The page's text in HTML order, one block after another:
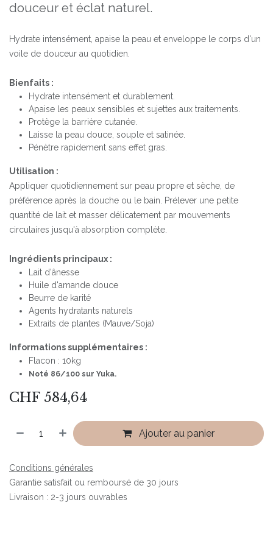
douceur et éclat naturel.
Hydrate intensément, apaise la peau et enveloppe le corps d'un
voile de douceur au quotidien.
Bienfaits :
Hydrate intensément et durablement.
Apaise les peaux sensibles et sujettes aux traitements.
Protège la barrière cutanée.
Laisse la peau douce, souple et satinée.
Pénètre rapidement sans effet gras.
Utilisation :
Appliquer quotidiennement sur peau propre et sèche, de
préférence après la douche ou le bain. Prélever une petite
quantité de lait et masser délicatement par mouvements
circulaires jusqu'à absorption complète.
Ingrédients principaux :
Lait d'ânesse
Huile d'amande douce
Beurre de karité
Agents hydratants naturels
Extraits de plantes (Mauve/Soja)
Informations supplémentaires :
Flacon : 10kg
Noté 86/100 sur Yuka.
CHF 584,64
Ajouter au panier
Conditions générales
Garantie satisfait ou remboursé de 30 jours
Livraison : 2-3 jours ouvrables